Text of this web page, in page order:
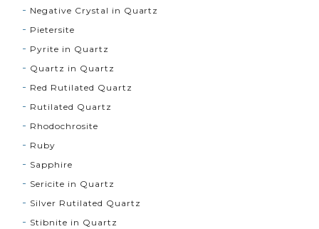
Negative Crystal in Quartz
Pietersite
Pyrite in Quartz
Quartz in Quartz
Red Rutilated Quartz
Rutilated Quartz
Rhodochrosite
Ruby
Sapphire
Sericite in Quartz
Silver Rutilated Quartz
Stibnite in Quartz